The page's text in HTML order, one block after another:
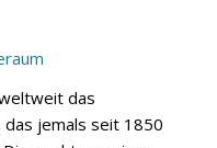
das
jemals seit 1850